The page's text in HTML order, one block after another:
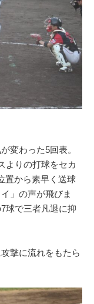
変わった5回表。
よりの打球をセカ
置から素早く送球
」の声が飛びま
球で三者凡退に抑
撃に流れをもたら